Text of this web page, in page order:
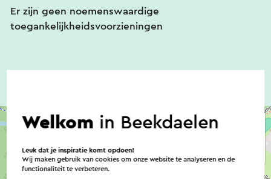
Er zijn geen noemenswaardige
toegankelijkheidsvoorzieningen
Welkom in Beekdaelen
Leuk dat je inspiratie komt opdoen!
Wij maken gebruik van cookies om onze website te analyseren en de
functionaliteit te verbeteren.